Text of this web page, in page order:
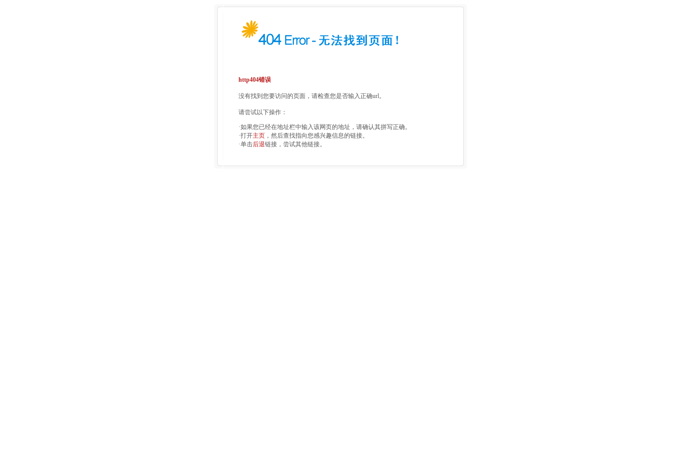
http404错误
没有找到您要访问的页面，请检查您是否输入正确url。
请尝试以下操作：
·如果您已经在地址栏中输入该网页的地址，请确认其拼写正确。
·打开主页 ，然后查找指向您感兴趣信息的链接。
·单击后退链接，尝试其他链接。